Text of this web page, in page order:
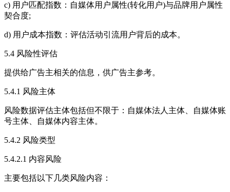
c) 用户匹配指数：自媒体用户属性(转化用户)与品牌用户属性
契合度;
d) 用户成本指数：评估活动引流用户背后的成本。
5.4 风险性评估
提供给广告主相关的信息，供广告主参考。
5.4.1 风险主体
风险数据评估主体包括但不限于：自媒体法人主体、自媒体账
号主体、自媒体内容主体。
5.4.2 风险类型
5.4.2.1 内容风险
主要包括以下几类风险内容：